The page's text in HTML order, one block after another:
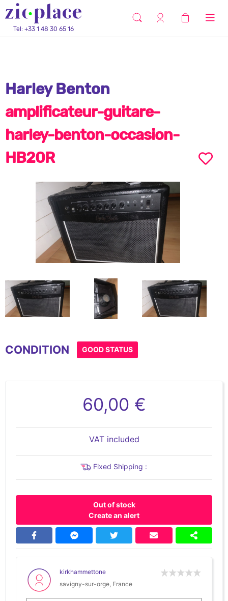
Tel: +33 1 48 30 65 16
Harley Benton
amplificateur-guitare-
harley-benton-occasion-
HB20R
of
CONDITION GOOD STATUS
60,00 €
VAT included
Fixed Shipping :
Out of stock
Create an alert
kirkhammettone
savigny-sur-orge, France